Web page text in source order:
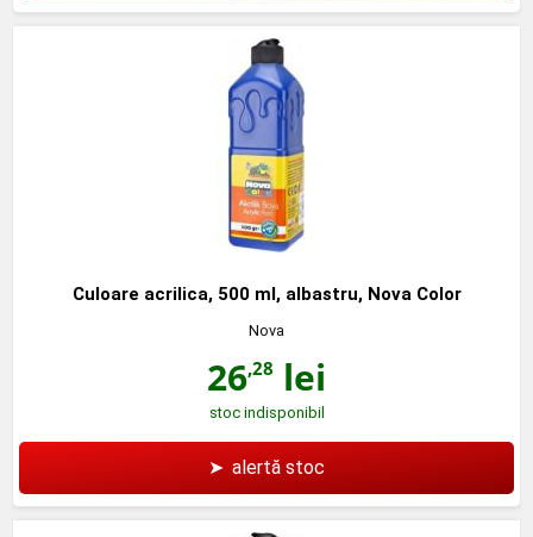
Culoare acrilica, 500 ml, albastru, Nova Color
Nova
26,28 lei
stoc indisponibil
➤ alertă stoc